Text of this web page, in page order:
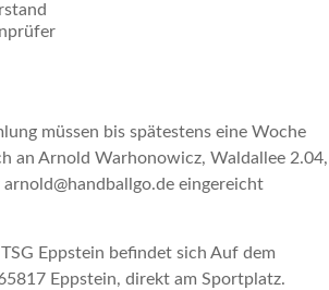
müssen bis spätestens eine Woche
an Arnold Warhonowicz, Waldallee 2.04,
eingereicht
Eppstein befindet sich Auf dem
Eppstein, direkt am Sportplatz.